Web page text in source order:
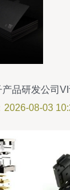
品研发公司
2026-08-03